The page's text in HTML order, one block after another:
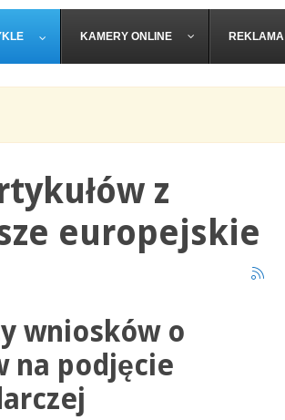
KAMERY ONLINE REKLAMA
z
europejskie
wniosków o
na podjęcie